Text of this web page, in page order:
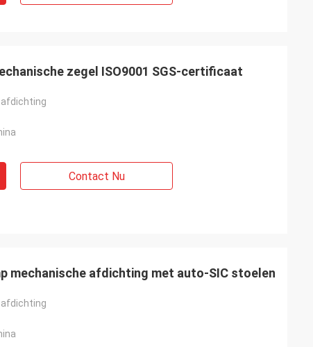
zegel ISO9001 SGS-certificaat
Contact Nu
mechanische afdichting met auto-SIC stoelen